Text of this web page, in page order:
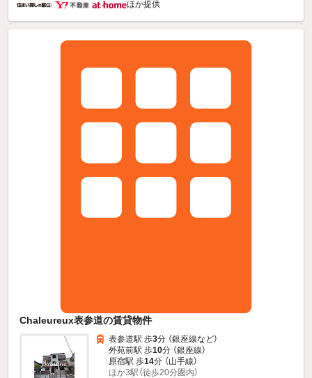
ほか提供
Chaleureux表参道の賃貸物件
表参道駅 歩3分 （銀座線など）
外苑前駅 歩10分 （銀座線）
原宿駅 歩14分 （山手線）
ほか3駅（徒歩20分圏内）